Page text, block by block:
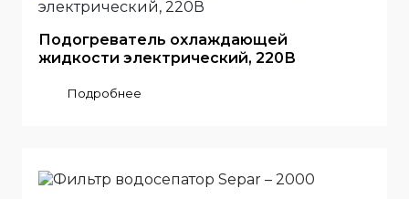
Подогреватель охлаждающей
жидкости электрический, 220В
Подробнее